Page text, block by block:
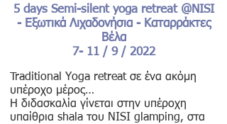
5 days Semi-silent yoga retreat @NISI
- Εξωτικά Λιχαδονήσια - Καταρράκτες
Βέλα
7- 11 / 9 / 2022
Traditional Yoga retreat σε ένα ακόμη
υπέροχο μέρος…
Η διδασκαλία γίνεται στην υπέροχη
υπαίθρια shala του NISI glamping, στα